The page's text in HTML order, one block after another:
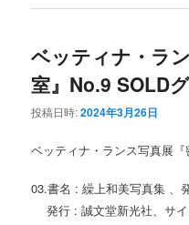
ベッティナ・ラ
室』No.9 SOLD
投稿日時:2024年3月26日
ベッティナ・ランス写真展
03.書名 : 繰上和美写真集 、
発行 : 誠文堂新光社、サ